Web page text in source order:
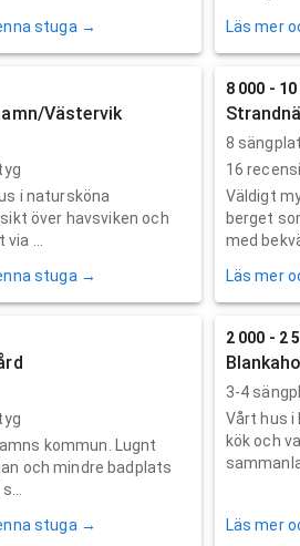
stuga →
Läs mer
Västervik
i natursköna
över havsviken och
...
stuga →
8 000 -
8
16
Väldigt
berget
med
Läs mer
kommun. Lugnt
och mindre badplats
stuga →
2 000 - 2
3-4
Vårt hus i
kök och
Läs mer